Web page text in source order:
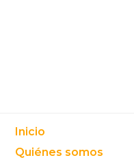
Footer
Inicio
Quiénes somos